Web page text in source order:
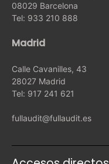
08029 Barcelona
Tel: 933 210 888
Madrid
Calle Cavanilles, 43
28027 Madrid
Tel: 917 241 621
fullaudit@fullaudit.es